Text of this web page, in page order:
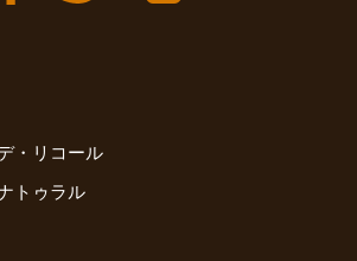
・リコール
トゥラル